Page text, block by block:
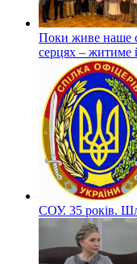
Поки живе наше
серцях – житиме
СОУ. 35 років.